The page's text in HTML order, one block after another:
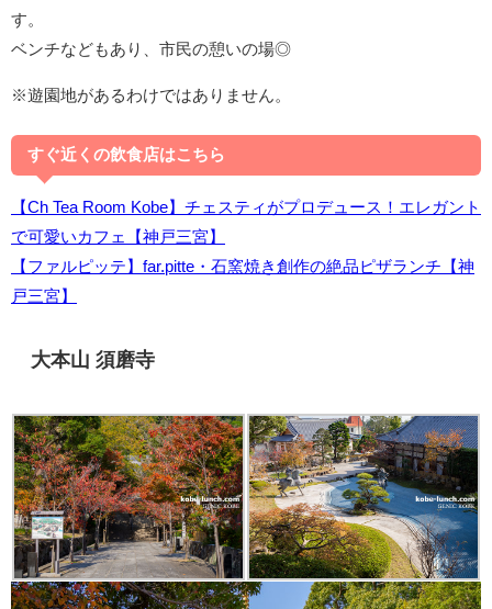
す。
ベンチなどもあり、市民の憩いの場◎
※遊園地があるわけではありません。
すぐ近くの飲食店はこちら
【Ch Tea Room Kobe】チェスティがプロデュース！エレガント
で可愛いカフェ【神戸三宮】
【ファルピッテ】far.pitte・石窯焼き創作の絶品ピザランチ【神
戸三宮】
大本山 須磨寺